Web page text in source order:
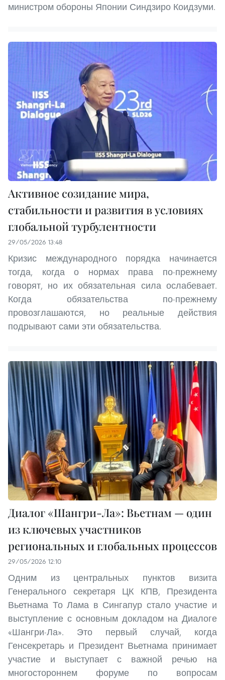
министром обороны Японии Синдзиро Коидзуми.
Активное созидание мира,
стабильности и развития в условиях
глобальной турбулентности
29/05/2026 13:48
Кризис международного порядка начинается
тогда, когда о нормах права по-прежнему
говорят, но их обязательная сила ослабевает.
Когда обязательства по-прежнему
провозглашаются, но реальные действия
подрывают сами эти обязательства.
Диалог «Шангри-Ла»: Вьетнам — один
из ключевых участников
региональных и глобальных процессов
29/05/2026 12:10
Одним из центральных пунктов визита
Генерального секретаря ЦК КПВ, Президента
Вьетнама То Лама в Сингапур стало участие и
выступление с основным докладом на Диалоге
«Шангри-Ла». Это первый случай, когда
Генсекретарь и Президент Вьетнама принимает
участие и выступает с важной речью на
многостороннем форуме по вопросам